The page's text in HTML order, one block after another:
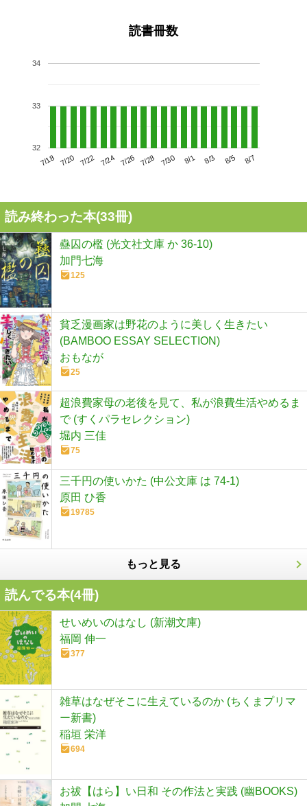
読書冊数
7/18 7/20 7/22 7/24 7/26 7/28 7/30 8/1 8/3 8/5 8/7
32
33
34
読み終わった本(33冊)
蠱囚の檻 (光文社文庫 か 36-10)
加門七海
125
貧乏漫画家は野花のように美しく生きたい
(BAMBOO ESSAY SELECTION)
おもなが
25
超浪費家母の老後を見て、私が浪費生活やめるま
で (すくパラセレクション)
堀内 三佳
75
三千円の使いかた (中公文庫 は 74-1)
原田 ひ香
19785
もっと見る
読んでる本(4冊)
せいめいのはなし (新潮文庫)
福岡 伸一
377
雑草はなぜそこに生えているのか (ちくまプリマ
ー新書)
稲垣 栄洋
694
お祓【はら】い日和 その作法と実践 (幽BOOKS)